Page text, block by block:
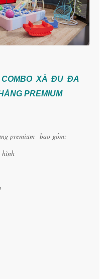
COMBO XÀ ĐU ĐA
PREMIUM
premium bao gồm:
hình